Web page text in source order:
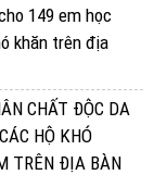
149 em học
khăn trên địa
CHẤT ĐỘC DA
HỘ KHÓ
TRÊN ĐỊA BÀN